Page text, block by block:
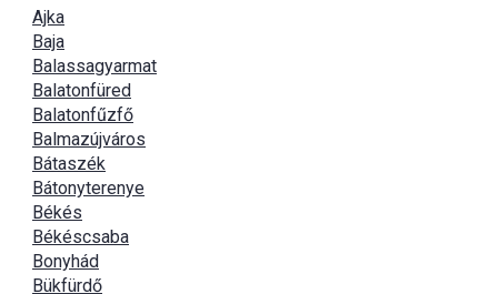
Ajka
Baja
Balassagyarmat
Balatonfüred
Balatonfűzfő
Balmazújváros
Bátaszék
Bátonyterenye
Békés
Békéscsaba
Bonyhád
Bükfürdő